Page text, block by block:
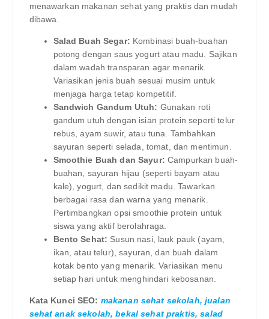
menawarkan makanan sehat yang praktis dan mudah
dibawa.
Salad Buah Segar: Kombinasi buah-buahan
potong dengan saus yogurt atau madu. Sajikan
dalam wadah transparan agar menarik.
Variasikan jenis buah sesuai musim untuk
menjaga harga tetap kompetitif.
Sandwich Gandum Utuh: Gunakan roti
gandum utuh dengan isian protein seperti telur
rebus, ayam suwir, atau tuna. Tambahkan
sayuran seperti selada, tomat, dan mentimun.
Smoothie Buah dan Sayur: Campurkan buah-
buahan, sayuran hijau (seperti bayam atau
kale), yogurt, dan sedikit madu. Tawarkan
berbagai rasa dan warna yang menarik.
Pertimbangkan opsi smoothie protein untuk
siswa yang aktif berolahraga.
Bento Sehat: Susun nasi, lauk pauk (ayam,
ikan, atau telur), sayuran, dan buah dalam
kotak bento yang menarik. Variasikan menu
setiap hari untuk menghindari kebosanan.
Kata Kunci SEO: makanan sehat sekolah, jualan
sehat anak sekolah, bekal sehat praktis, salad